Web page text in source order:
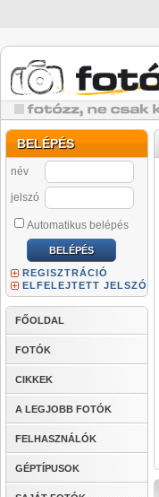
BELÉPÉS
név
jelszó
Automatikus belépés
REGISZTRÁCIÓ
ELFELEJTETT JELSZÓ
FŐOLDAL
FOTÓK
CIKKEK
A LEGJOBB FOTÓK
FELHASZNÁLÓK
GÉPTÍPUSOK